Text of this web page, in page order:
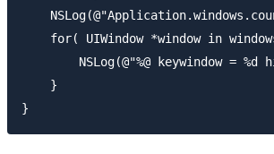
for( UIWindow *window in
NSLog(@"%@ keywindow = %d
    }